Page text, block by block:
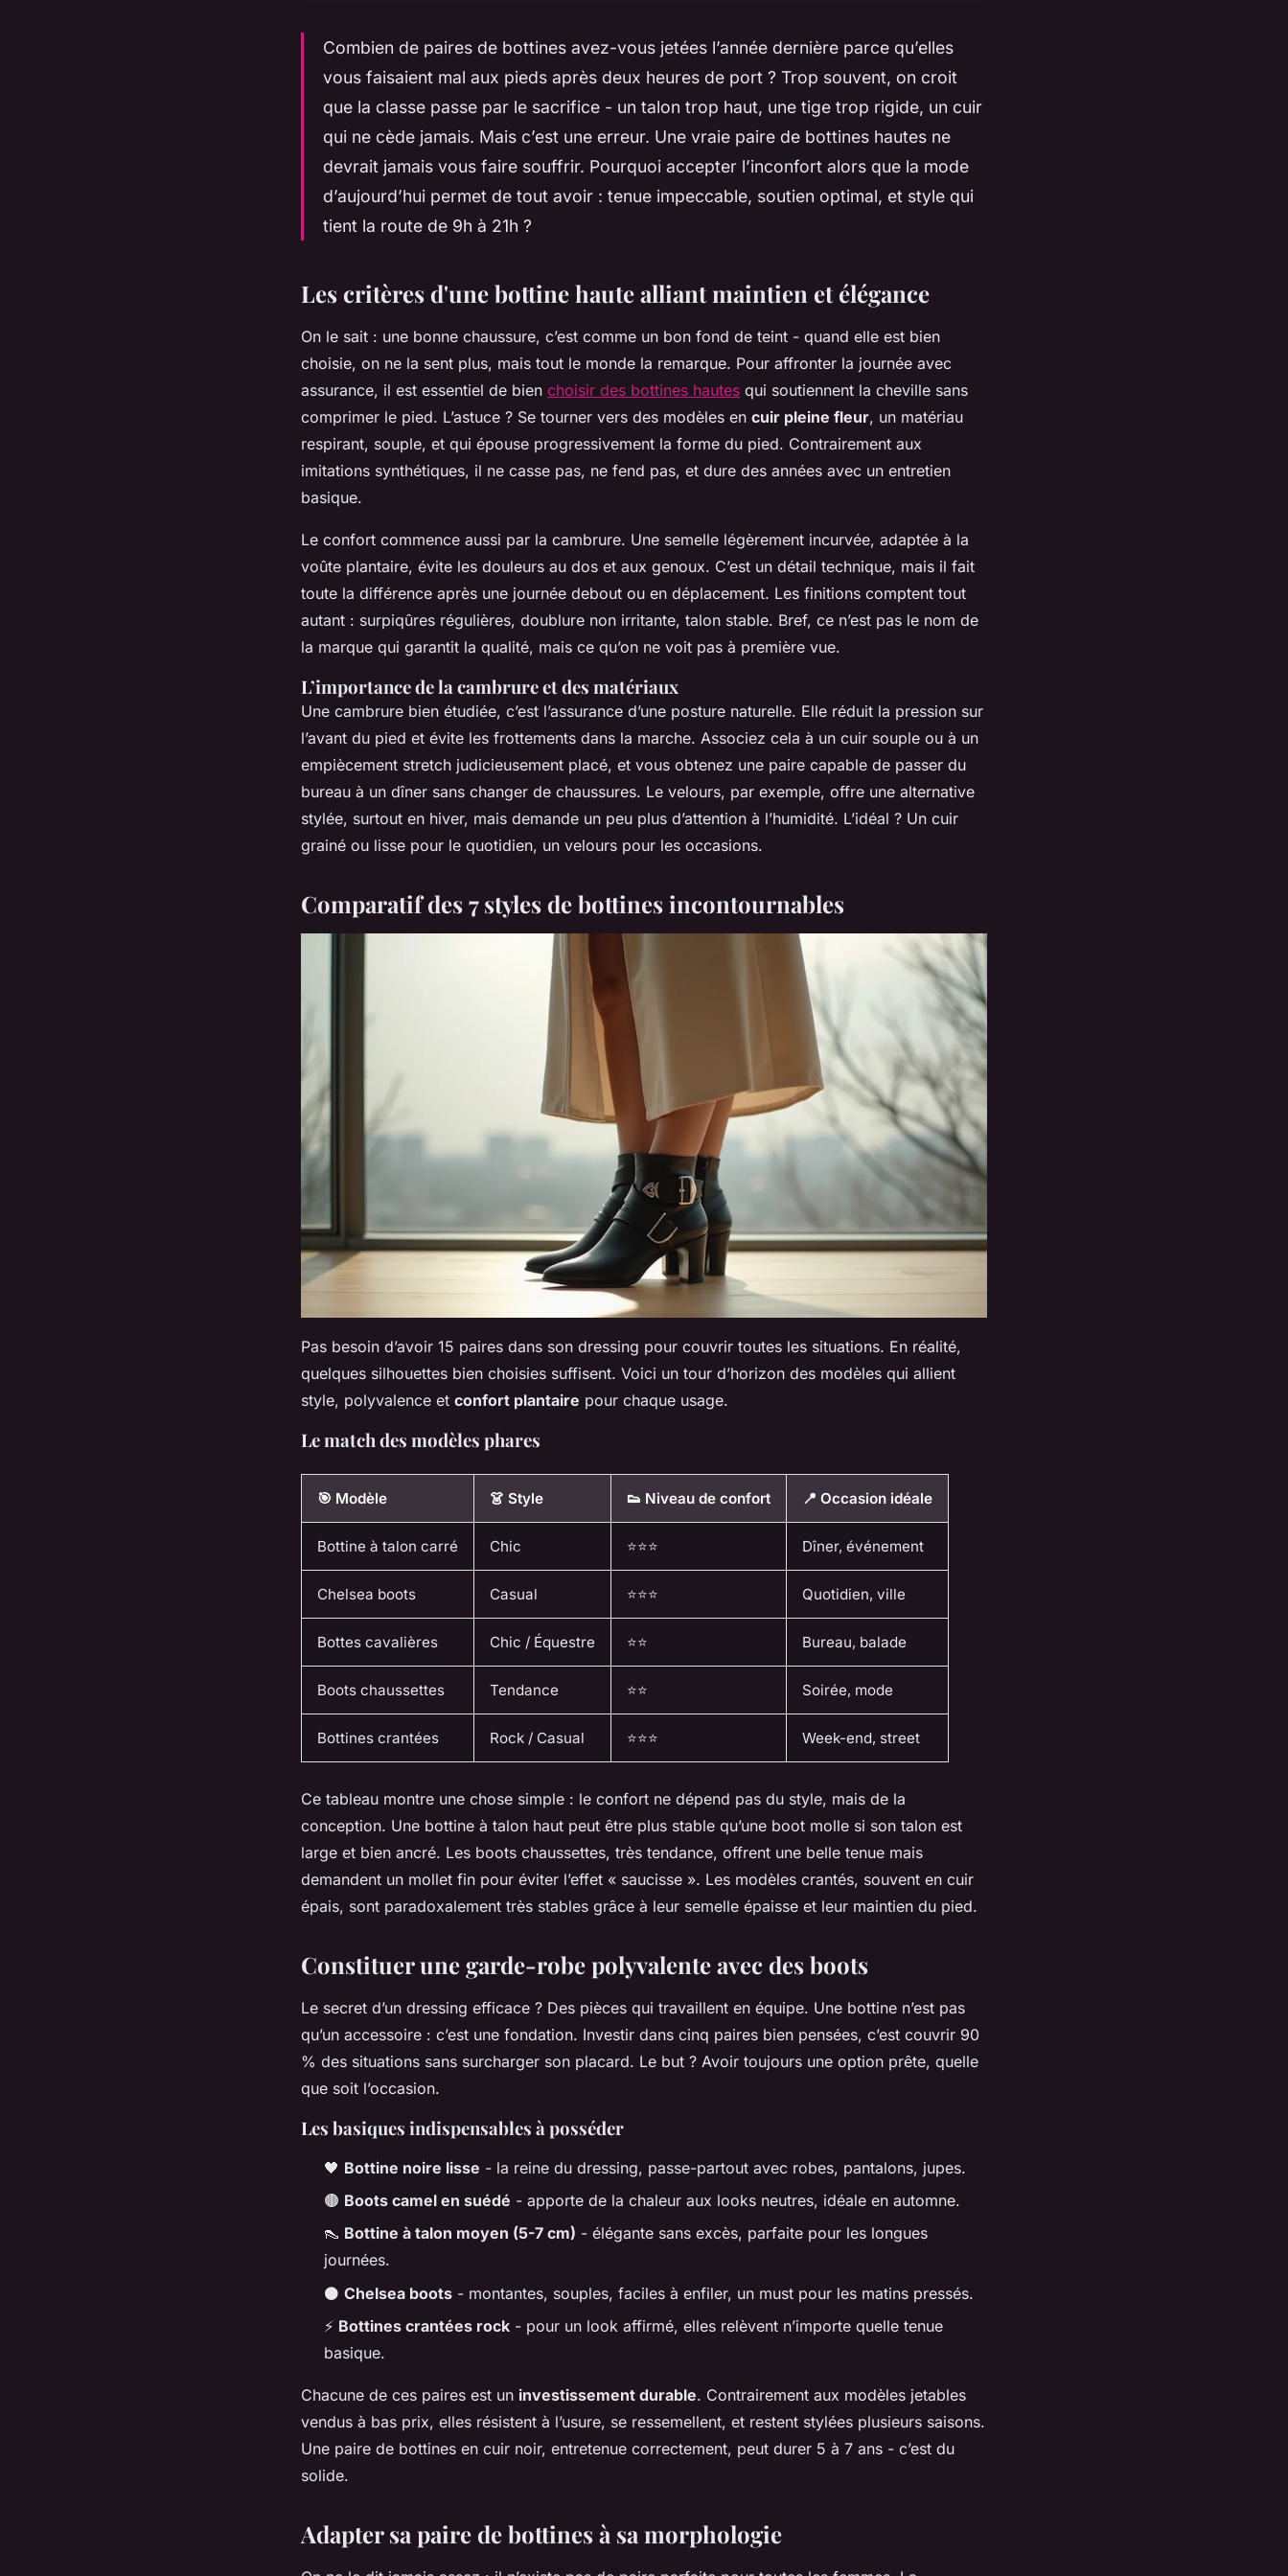
Combien de paires de bottines avez-vous jetées l’année dernière parce qu’elles
vous faisaient mal aux pieds après deux heures de port ? Trop souvent, on croit
que la classe passe par le sacrifice - un talon trop haut, une tige trop rigide, un cuir
qui ne cède jamais. Mais c’est une erreur. Une vraie paire de bottines hautes ne
devrait jamais vous faire souffrir. Pourquoi accepter l’inconfort alors que la mode
d’aujourd’hui permet de tout avoir : tenue impeccable, soutien optimal, et style qui
tient la route de 9h à 21h ?
Les critères d'une bottine haute alliant maintien et élégance
On le sait : une bonne chaussure, c’est comme un bon fond de teint - quand elle est bien
choisie, on ne la sent plus, mais tout le monde la remarque. Pour affronter la journée avec
assurance, il est essentiel de bien choisir des bottines hautes qui soutiennent la cheville sans
comprimer le pied. L’astuce ? Se tourner vers des modèles en cuir pleine fleur, un matériau
respirant, souple, et qui épouse progressivement la forme du pied. Contrairement aux
imitations synthétiques, il ne casse pas, ne fend pas, et dure des années avec un entretien
basique.
Le confort commence aussi par la cambrure. Une semelle légèrement incurvée, adaptée à la
voûte plantaire, évite les douleurs au dos et aux genoux. C’est un détail technique, mais il fait
toute la différence après une journée debout ou en déplacement. Les finitions comptent tout
autant : surpiqûres régulières, doublure non irritante, talon stable. Bref, ce n’est pas le nom de
la marque qui garantit la qualité, mais ce qu’on ne voit pas à première vue.
L’importance de la cambrure et des matériaux
Une cambrure bien étudiée, c’est l’assurance d’une posture naturelle. Elle réduit la pression sur
l’avant du pied et évite les frottements dans la marche. Associez cela à un cuir souple ou à un
empiècement stretch judicieusement placé, et vous obtenez une paire capable de passer du
bureau à un dîner sans changer de chaussures. Le velours, par exemple, offre une alternative
stylée, surtout en hiver, mais demande un peu plus d’attention à l’humidité. L’idéal ? Un cuir
grainé ou lisse pour le quotidien, un velours pour les occasions.
Comparatif des 7 styles de bottines incontournables
Pas besoin d’avoir 15 paires dans son dressing pour couvrir toutes les situations. En réalité,
quelques silhouettes bien choisies suffisent. Voici un tour d’horizon des modèles qui allient
style, polyvalence et confort plantaire pour chaque usage.
Le match des modèles phares
🎯 Modèle 👗 Style 👟 Niveau de confort 📍 Occasion idéale
Bottine à talon carré Chic ⭐⭐⭐ Dîner, événement
Chelsea boots Casual ⭐⭐⭐ Quotidien, ville
Bottes cavalières Chic / Équestre ⭐⭐ Bureau, balade
Boots chaussettes Tendance ⭐⭐ Soirée, mode
Bottines crantées Rock / Casual ⭐⭐⭐ Week-end, street
Ce tableau montre une chose simple : le confort ne dépend pas du style, mais de la
conception. Une bottine à talon haut peut être plus stable qu’une boot molle si son talon est
large et bien ancré. Les boots chaussettes, très tendance, offrent une belle tenue mais
demandent un mollet fin pour éviter l’effet « saucisse ». Les modèles crantés, souvent en cuir
épais, sont paradoxalement très stables grâce à leur semelle épaisse et leur maintien du pied.
Constituer une garde-robe polyvalente avec des boots
Le secret d’un dressing efficace ? Des pièces qui travaillent en équipe. Une bottine n’est pas
qu’un accessoire : c’est une fondation. Investir dans cinq paires bien pensées, c’est couvrir 90
% des situations sans surcharger son placard. Le but ? Avoir toujours une option prête, quelle
que soit l’occasion.
Les basiques indispensables à posséder
🖤 Bottine noire lisse - la reine du dressing, passe-partout avec robes, pantalons, jupes.
🟤 Boots camel en suédé - apporte de la chaleur aux looks neutres, idéale en automne.
👠 Bottine à talon moyen (5-7 cm) - élégante sans excès, parfaite pour les longues
journées.
⚫ Chelsea boots - montantes, souples, faciles à enfiler, un must pour les matins pressés.
⚡ Bottines crantées rock - pour un look affirmé, elles relèvent n’importe quelle tenue
basique.
Chacune de ces paires est un investissement durable. Contrairement aux modèles jetables
vendus à bas prix, elles résistent à l’usure, se ressemellent, et restent stylées plusieurs saisons.
Une paire de bottines en cuir noir, entretenue correctement, peut durer 5 à 7 ans - c’est du
solide.
Adapter sa paire de bottines à sa morphologie